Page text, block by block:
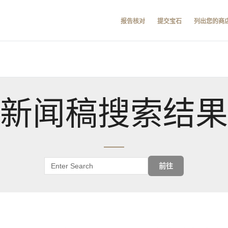
报告核对 提交宝石 列出您的商
新闻稿搜索结果
前往